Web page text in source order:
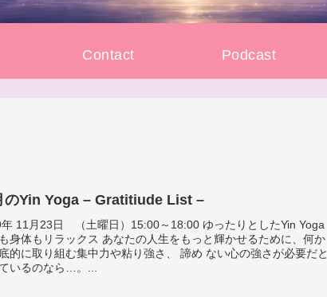
Contact Podcast
のYin Yoga – Gratitiude List –
11月23日 （土曜日）15:00～18:00 ゆったりとしたYin Yoga
身体もリラックス あなたの人生をもっと輝かせるために、何か
的に取り組む集中力や粘り強さ、 諦め ない心の強さが必要だと
いるのなら…。...